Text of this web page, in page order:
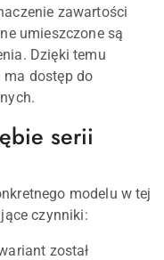
zawartości
umieszczone są
Dzięki temu
ma dostęp do
serii
modelu w tej
czynniki:
został